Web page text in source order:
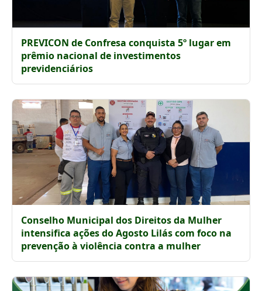
PREVICON de Confresa conquista 5º lugar em
prêmio nacional de investimentos
previdenciários
Conselho Municipal dos Direitos da Mulher
intensifica ações do Agosto Lilás com foco na
prevenção à violência contra a mulher